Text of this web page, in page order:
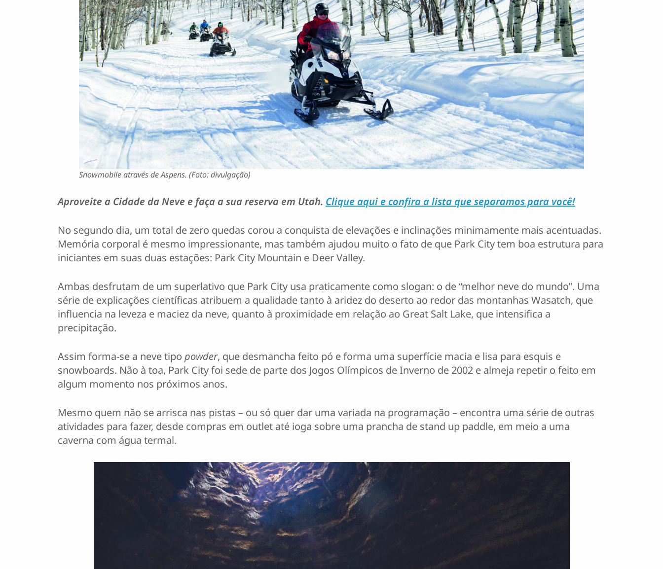
Snowmobile através de Aspens. (Foto: divulgação)
Aproveite a Cidade da Neve e faça a sua reserva em Utah. Clique aqui e confira a lista que separamos para você!
No segundo dia, um total de zero quedas corou a conquista de elevações e inclinações minimamente mais acentuadas.
Memória corporal é mesmo impressionante, mas também ajudou muito o fato de que Park City tem boa estrutura para
iniciantes em suas duas estações: Park City Mountain e Deer Valley.
Ambas desfrutam de um superlativo que Park City usa praticamente como slogan: o de “melhor neve do mundo”. Uma
série de explicações científicas atribuem a qualidade tanto à aridez do deserto ao redor das montanhas Wasatch, que
influencia na leveza e maciez da neve, quanto à proximidade em relação ao Great Salt Lake, que intensifica a
precipitação.
Assim forma-se a neve tipo powder, que desmancha feito pó e forma uma superfície macia e lisa para esquis e
snowboards. Não à toa, Park City foi sede de parte dos Jogos Olímpicos de Inverno de 2002 e almeja repetir o feito em
algum momento nos próximos anos.
Mesmo quem não se arrisca nas pistas – ou só quer dar uma variada na programação – encontra uma série de outras
atividades para fazer, desde compras em outlet até ioga sobre uma prancha de stand up paddle, em meio a uma
caverna com água termal.